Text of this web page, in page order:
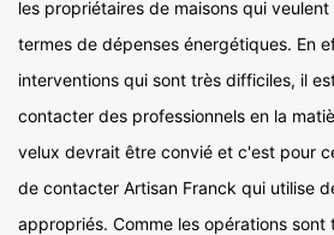
les propriétaires de maisons qui
termes de dépenses énergétiques. En
interventions qui sont très difficiles, il
contacter des professionnels en la
velux devrait être convié et c'est pour
de contacter Artisan Franck qui utilise
appropriés. Comme les opérations